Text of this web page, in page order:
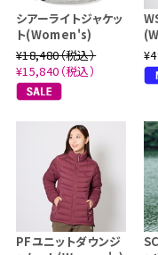
シアーライトジャケッ
ト(Women's)
¥18,480（税込）
¥15,840（税込）
PFユニットダウンジ